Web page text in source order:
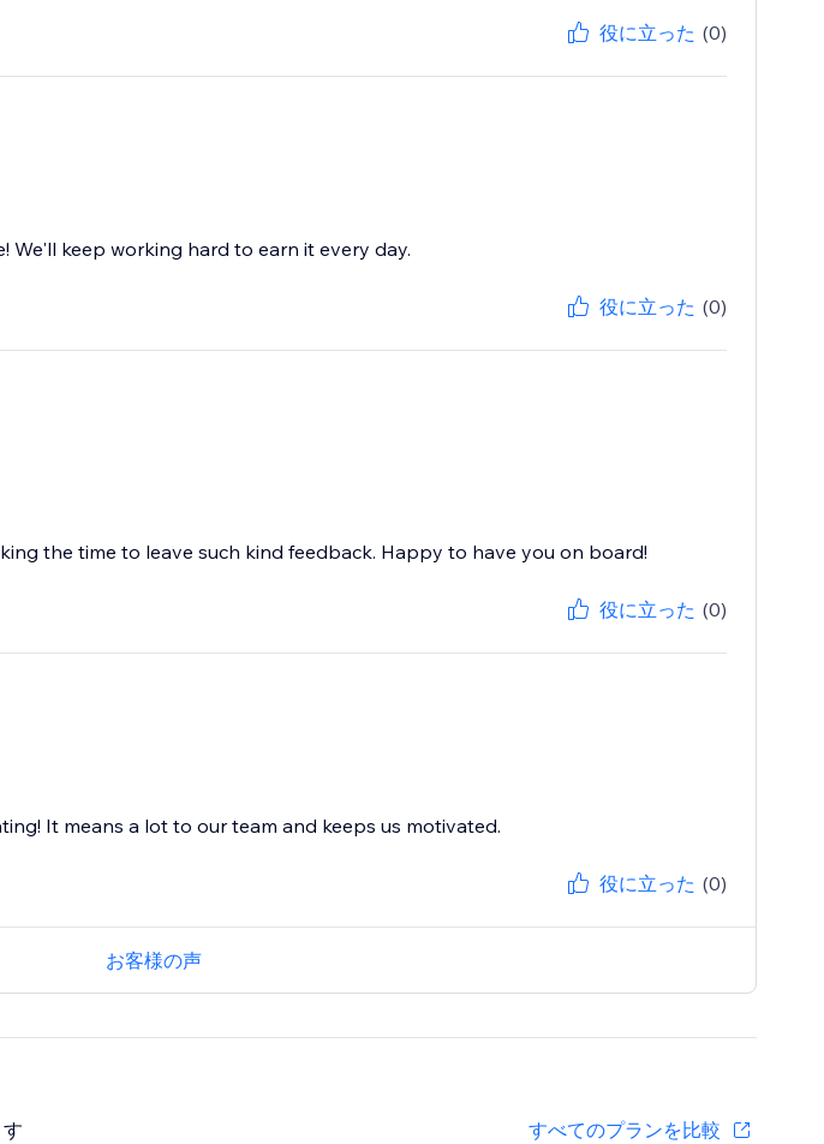
役に立った (0)
We'll keep working hard to earn it every day.
役に立った (0)
the time to leave such kind feedback. Happy to have you on board!
役に立った (0)
It means a lot to our team and keeps us motivated.
役に立った (0)
お客様の声
すべてのプランを比較